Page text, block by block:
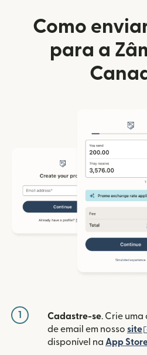
Como
para a
1 Cadastre-se. Crie
de email em nosso site
disponível na App